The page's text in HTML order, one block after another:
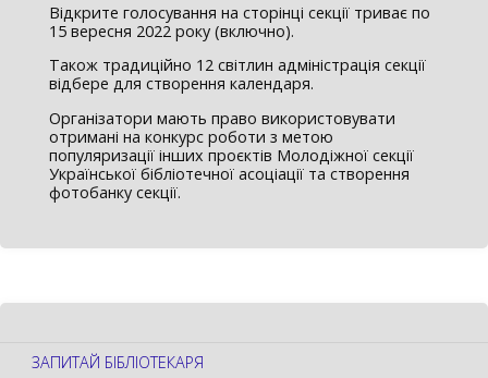
Відкрите голосування на сторінці секції триває по
15 вересня 2022 року (включно).
Також традиційно 12 світлин адміністрація секції
відбере для створення календаря.
Організатори мають право використовувати
отримані на конкурс роботи з метою
популяризації інших проєктів Молодіжної секції
Української бібліотечної асоціації та створення
фотобанку секції.
ЗАПИТАЙ БІБЛІОТЕКАРЯ